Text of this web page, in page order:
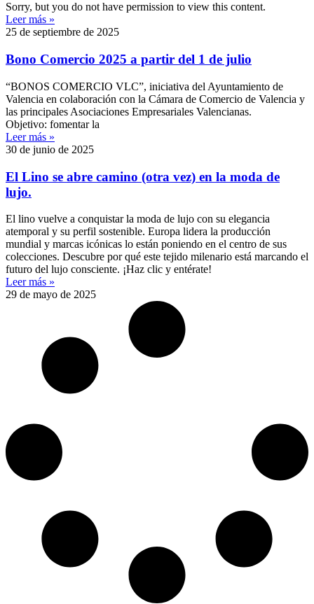
Sorry, but you do not have permission to view this content.
Leer más »
25 de septiembre de 2025
Bono Comercio 2025 a partir del 1 de julio
“BONOS COMERCIO VLC”, iniciativa del Ayuntamiento de
Valencia en colaboración con la Cámara de Comercio de Valencia y
las principales Asociaciones Empresariales Valencianas.
Objetivo: fomentar la
Leer más »
30 de junio de 2025
El Lino se abre camino (otra vez) en la moda de
lujo.
El lino vuelve a conquistar la moda de lujo con su elegancia
atemporal y su perfil sostenible. Europa lidera la producción
mundial y marcas icónicas lo están poniendo en el centro de sus
colecciones. Descubre por qué este tejido milenario está marcando el
futuro del lujo consciente. ¡Haz clic y entérate!
Leer más »
29 de mayo de 2025